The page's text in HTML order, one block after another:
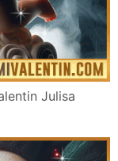
Julisa